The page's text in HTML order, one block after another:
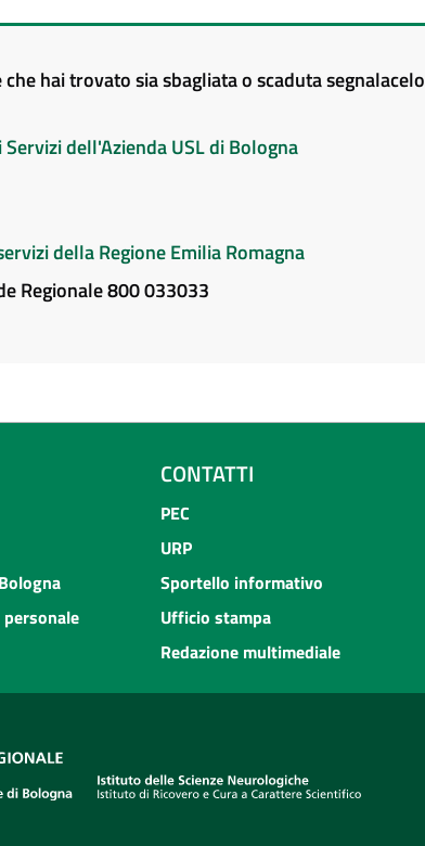
hai trovato sia sbagliata o scaduta segnalacelo
dell'Azienda USL di Bologna
della Regione Emilia Romagna
Regionale 800 033033
CONTATTI
PEC
URP
Sportello informativo
Ufficio stampa
Redazione multimediale